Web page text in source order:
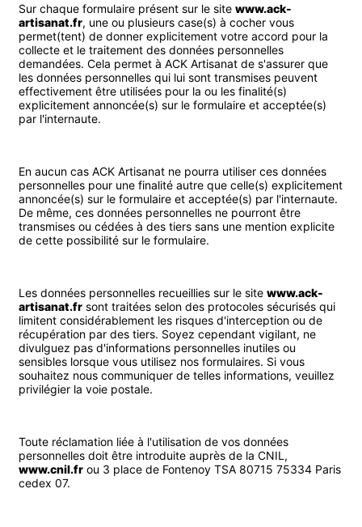
Sur chaque formulaire présent sur le site www.ack-
artisanat.fr, une ou plusieurs case(s) à cocher vous
permet(tent) de donner explicitement votre accord pour la
collecte et le traitement des données personnelles
demandées. Cela permet à ACK Artisanat de s'assurer que
les données personnelles qui lui sont transmises peuvent
effectivement être utilisées pour la ou les finalité(s)
explicitement annoncée(s) sur le formulaire et acceptée(s)
par l'internaute.
En aucun cas ACK Artisanat ne pourra utiliser ces données
personnelles pour une finalité autre que celle(s) explicitement
annoncée(s) sur le formulaire et acceptée(s) par l'internaute.
De même, ces données personnelles ne pourront être
transmises ou cédées à des tiers sans une mention explicite
de cette possibilité sur le formulaire.
Les données personnelles recueillies sur le site www.ack-
artisanat.fr sont traitées selon des protocoles sécurisés qui
limitent considérablement les risques d'interception ou de
récupération par des tiers. Soyez cependant vigilant, ne
divulguez pas d'informations personnelles inutiles ou
sensibles lorsque vous utilisez nos formulaires. Si vous
souhaitez nous communiquer de telles informations, veuillez
privilégier la voie postale.
Toute réclamation liée à l'utilisation de vos données
personnelles doit être introduite auprès de la CNIL,
www.cnil.fr ou 3 place de Fontenoy TSA 80715 75334 Paris
cedex 07.